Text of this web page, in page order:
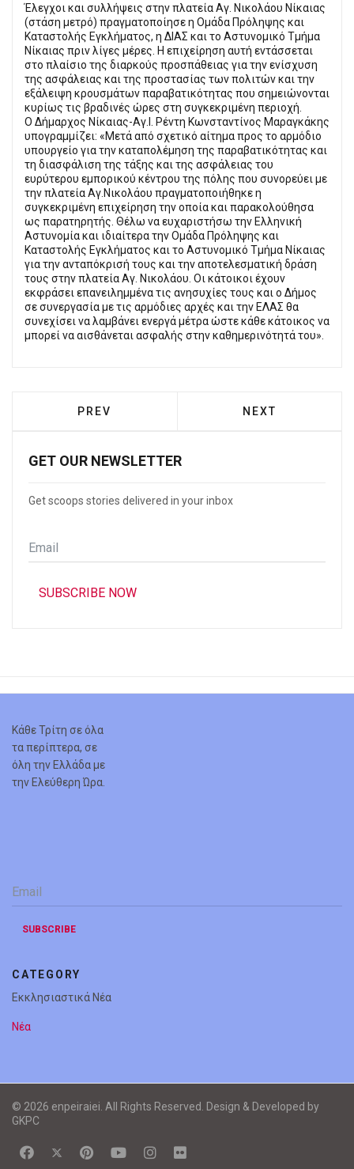
Έλεγχοι και συλλήψεις στην πλατεία Αγ. Νικολάου Νίκαιας
(στάση μετρό) πραγματοποίησε η Ομάδα Πρόληψης και
Καταστολής Εγκλήματος, η ΔΙΑΣ και το Αστυνομικό Τμήμα
Νίκαιας πριν λίγες μέρες. Η επιχείρηση αυτή εντάσσεται
στο πλαίσιο της διαρκούς προσπάθειας για την ενίσχυση
της ασφάλειας και της προστασίας των πολιτών και την
εξάλειψη κρουσμάτων παραβατικότητας που σημειώνονται
κυρίως τις βραδινές ώρες στη συγκεκριμένη περιοχή.
Ο Δήμαρχος Νίκαιας-Αγ.Ι. Ρέντη Κωνσταντίνος Μαραγκάκης
υπογραμμίζει: «Μετά από σχετικό αίτημα προς το αρμόδιο
υπουργείο για την καταπολέμηση της παραβατικότητας και
τη διασφάλιση της τάξης και της ασφάλειας του
ευρύτερου εμπορικού κέντρου της πόλης που συνορεύει με
την πλατεία Αγ.Νικολάου πραγματοποιήθηκε η
συγκεκριμένη επιχείρηση την οποία και παρακολούθησα
ως παρατηρητής. Θέλω να ευχαριστήσω την Ελληνική
Αστυνομία και ιδιαίτερα την Ομάδα Πρόληψης και
Καταστολής Εγκλήματος και το Αστυνομικό Τμήμα Νίκαιας
για την ανταπόκρισή τους και την αποτελεσματική δράση
τους στην πλατεία Αγ. Νικολάου. Οι κάτοικοι έχουν
εκφράσει επανειλημμένα τις ανησυχίες τους και ο Δήμος
σε συνεργασία με τις αρμόδιες αρχές και την ΕΛΑΣ θα
συνεχίσει να λαμβάνει ενεργά μέτρα ώστε κάθε κάτοικος να
μπορεί να αισθάνεται ασφαλής στην καθημερινότητά του».
PREVIOUS ARTICLE: ΕΞΑΡΘΡΏΘΗΚΕ
PREV NEXT
NEXT
GET OUR NEWSLETTER
Get scoops stories delivered in your inbox
Email
*
SUBSCRIBE NOW
Κάθε Τρίτη σε όλα
τα περίπτερα, σε
όλη την Ελλάδα με
την Ελεύθερη Ώρα.
Email
*
SUBSCRIBE
CATEGORY
Εκκλησιαστικά Νέα
Νέα
© 2026 enpeiraiei. All Rights Reserved. Design & Developed by
GKPC